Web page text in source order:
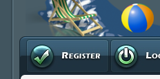
Registruj se Prijavite se